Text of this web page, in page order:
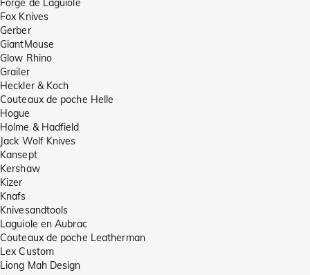
Forge de Laguiole
Fox Knives
Gerber
GiantMouse
Glow Rhino
Grailer
Heckler & Koch
Couteaux de poche Helle
Hogue
Holme & Hadfield
Jack Wolf Knives
Kansept
Kershaw
Kizer
Knafs
Knivesandtools
Laguiole en Aubrac
Couteaux de poche Leatherman
Lex Custom
Liong Mah Design